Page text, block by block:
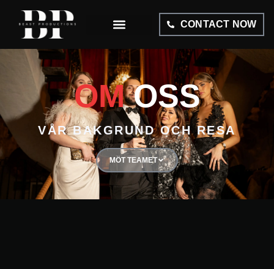
CONTACT NOW
OMOSS
VÅR BAKGRUND OCH RESA
MÖT TEAMET